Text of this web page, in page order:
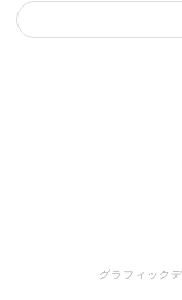
グラフィック